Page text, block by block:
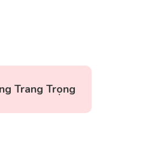
Trang Trọng